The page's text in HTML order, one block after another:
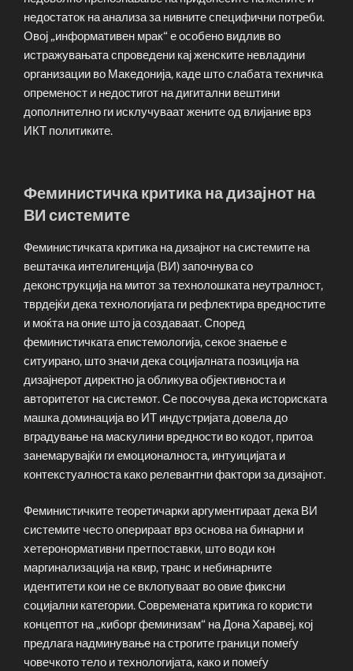
недостаток на анализа за нивните специфични потреби.
Овој „информативен мрак“ е особено видлив во
истражувањата спроведени кај женските невладини
организации во Македонија, каде што слабата техничка
опременост и недостигот на дигитални вештини
дополнително ги исклучуваат жените од влијание врз
ИКТ политиките.
Феминистичка критика на дизајнот на
ВИ системите
Феминистичката критика на дизајнот на системите на
вештачка интелигенција (ВИ) започнува со
деконструкција на митот за технолошката неутралност,
тврдејќи дека технологијата ги рефлектира вредностите
и моќта на оние што ја создаваат. Според
феминистичката епистемологија, секое знаење е
ситуирано, што значи дека социјалната позиција на
дизајнерот директно ја обликува објективноста и
авторитетот на системот. Се посочува дека историската
машка доминација во ИТ индустријата довела до
вградување на маскулини вредности во кодот, притоа
занемарувајќи ги емоционалноста, интуицијата и
контекстуалноста како релевантни фактори за дизајнот.
Феминистичките теоретичарки аргументираат дека ВИ
системите често оперираат врз основа на бинарни и
хетеронормативни претпоставки, што води кон
маргинализација на квир, транс и небинарните
идентитети кои не се вклопуваат во овие фиксни
социјални категории. Современата критика го користи
концептот на „киборг феминизам“ на Дона Харавеј, кој
предлага надминување на строгите граници помеѓу
човечкото тело и технологијата, како и помеѓу